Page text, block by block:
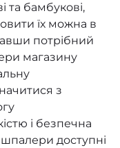
та бамбукові,
їх можна в
потрібний
магазину
з
і безпечна
шпалери доступні